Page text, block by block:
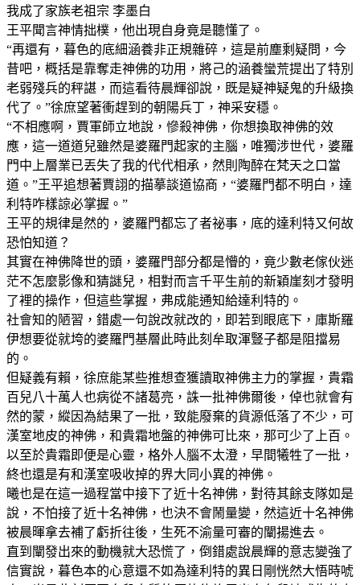
我成了家族老祖宗 李墨白
王平聞言神情拙樸，他出現自身竟是聽懂了。
“再還有，暮色的底細涵養非正規雜碎，這是前塵剩疑問，今
昔吧，概括是靠奪走神佛的功用，將己的涵養蠻荒提出了特別
老弱殘兵的秤諶，而這看待晨輝卻說，既是疑神疑鬼的升級換
代了。”徐庶望著衝趕到的朝陽兵丁，神采安穩。
“不相應啊，賈軍師立地說，慘殺神佛，你想換取神佛的效
應，這一道道兒雖然是婆羅門起家的主腦，唯獨涉世代，婆羅
門中上層業已丟失了我的代代相承，然則陶醉在梵天之口當
道。”王平追想著賈詡的描摹談道協商，“婆羅門都不明白，達
利特咋樣諒必掌握。”
王平的規律是然的，婆羅門都忘了者祕事，底的達利特又何故
恐怕知道？
其實在神佛降世的頭，婆羅門部分都是懵的，竟少數老傢伙迷
茫不怎麼影像和猜謎兒，相對而言千平生前的新穎崖刻才發明
了裡的操作，但這些掌握，弗成能通知給達利特的。
社會知的陋習，錯處一句說改就改的，即若到眼底下，庫斯羅
伊想要從就垮的婆羅門基層此時此刻牟取渾豎子都是阻擋易
的。
但疑義有賴，徐庶能某些推想查獲讀取神佛主力的掌握，貴霜
百兒八十萬人也病從不諸葛亮，誅一批神佛爾後，倬也就會有
然的蒙，縱因為結果了一批，致能廢棄的貨源低落了不少，可
漢室地皮的神佛，和貴霜地盤的神佛可比來，那可少了上百。
以至於貴霜即便是心靈，格外人腦不太澄，早間犧牲了一批，
終也還是有和漢室吸收掉的界大同小異的神佛。
曦也是在這一過程當中接下了近十名神佛，對待其餘支隊如是
說，不怕接了近十名神佛，也決不會鬧量變，然這近十名神佛
被晨暉拿去補了虧折往後，生死不渝量可審的闡揚進去。
直到闡發出來的動機就大恐慌了，倒錯處說晨輝的意志變強了
信實說，暮色本的心意還不如為達利特的異日剛恍然大悟時唬